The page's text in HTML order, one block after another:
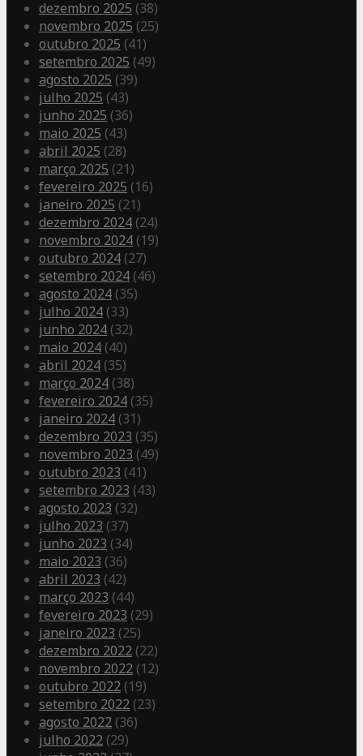
dezembro 2025 (38)
novembro 2025 (25)
outubro 2025 (41)
setembro 2025 (49)
agosto 2025 (39)
julho 2025 (43)
junho 2025 (36)
maio 2025 (43)
abril 2025 (28)
março 2025 (21)
fevereiro 2025 (16)
janeiro 2025 (21)
dezembro 2024 (24)
novembro 2024 (19)
outubro 2024 (27)
setembro 2024 (46)
agosto 2024 (35)
julho 2024 (33)
junho 2024 (32)
maio 2024 (40)
abril 2024 (35)
março 2024 (38)
fevereiro 2024 (35)
janeiro 2024 (31)
dezembro 2023 (35)
novembro 2023 (49)
outubro 2023 (41)
setembro 2023 (43)
agosto 2023 (32)
julho 2023 (37)
junho 2023 (34)
maio 2023 (36)
abril 2023 (42)
março 2023 (44)
fevereiro 2023 (29)
janeiro 2023 (25)
dezembro 2022 (22)
novembro 2022 (12)
outubro 2022 (19)
setembro 2022 (23)
agosto 2022 (36)
julho 2022 (29)